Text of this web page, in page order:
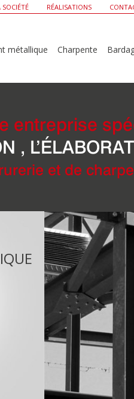
SOCIÉTÉ RÉALISATIONS
métallique Charpente
entreprise
,
et de